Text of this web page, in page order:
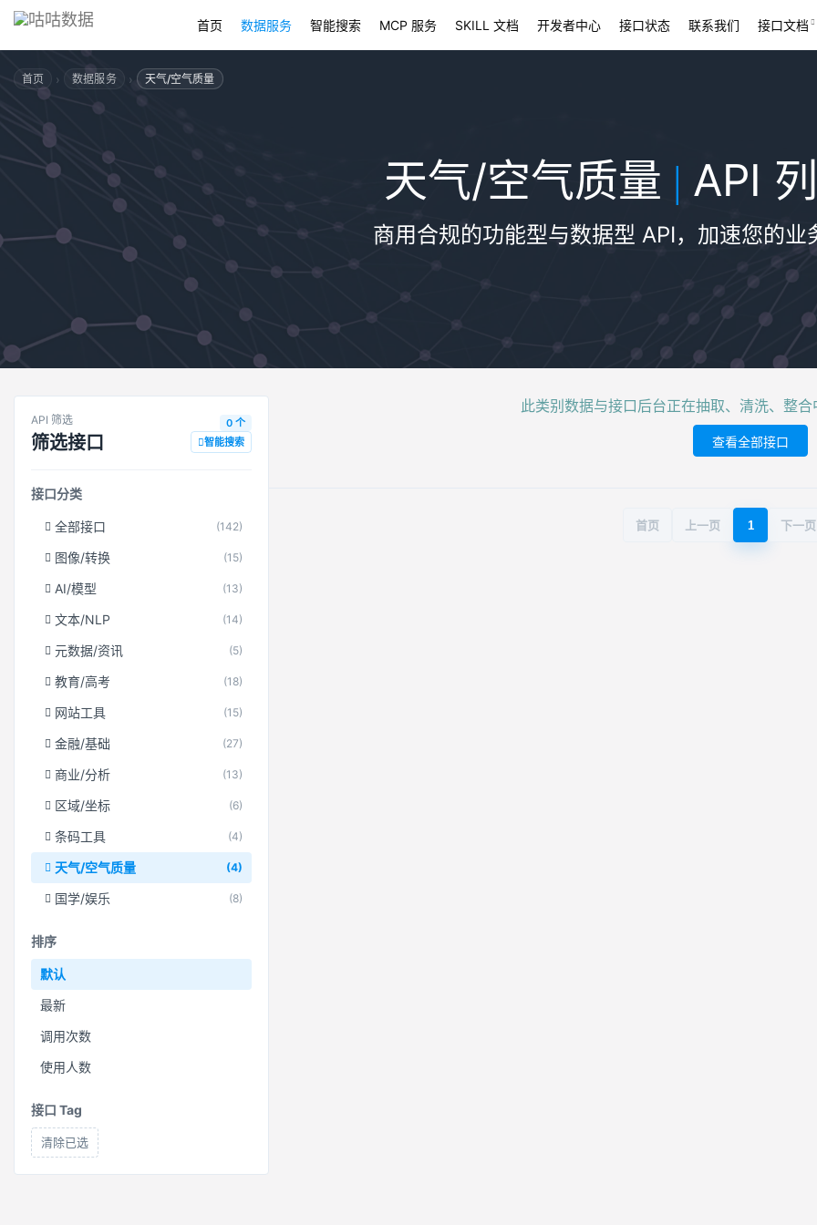
首页 数据服务 智能搜索 MCP 服务 SKILL 文档 开发者中心 接口状态 联系我们 接口文档
首页 › 数据服务 › 天气/空气质量
天气/空气质量 | API
商用合规的功能型与数据型 API，加速您的业
API 筛选
筛选接口
0 个
智能搜索
接口分类
全部接口 (142)
图像/转换 (15)
AI/模型 (13)
文本/NLP (14)
元数据/资讯 (5)
教育/高考 (18)
网站工具 (15)
金融/基础 (27)
商业/分析 (13)
区域/坐标 (6)
条码工具 (4)
天气/空气质量 (4)
国学/娱乐 (8)
排序
默认
最新
调用次数
使用人数
接口 Tag
清除已选
此类别数据与接口后台正在抽取、清洗、整
查看全部接口
首页 上一页 1 下一页